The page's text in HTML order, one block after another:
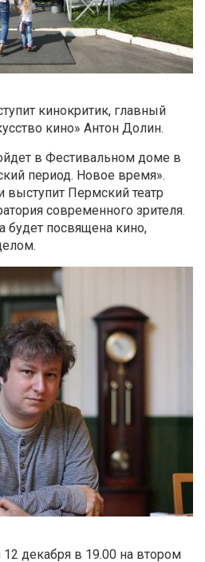
кинокритик, главный
кино» Антон Долин.
в Фестивальном доме в
период. Новое время».
выступит Пермский театр
современного зрителя.
будет посвящена кино,
12 декабря в 19.00 на втором